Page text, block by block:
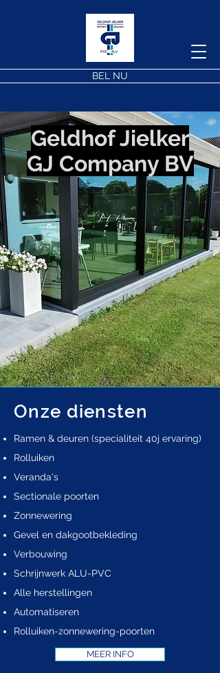
BEL NU
Geldhof Jielker
GJ Company BV
Onze diensten
Ramen & deuren (specialiteit 40j ervaring)
Rolluiken
Veranda's
Sectionale poorten
Zonnewering
Gevel en dakgootbekleding
Verbouwing
Schrijnwerk ALU-PVC
Alle herstellingen
Automatiseren
Rolluiken-zonnewering-poorten
MEER INFO